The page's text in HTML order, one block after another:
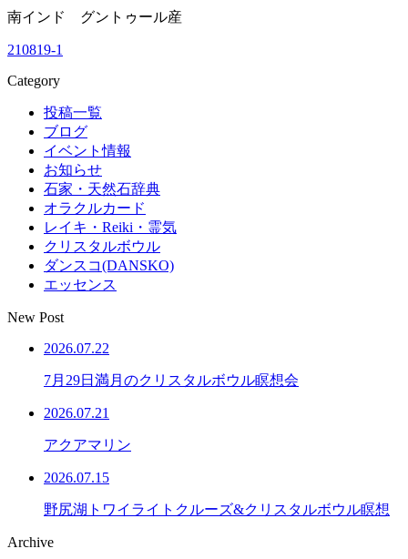
南インド グントゥール産
210819-1
Category
投稿一覧
ブログ
イベント情報
お知らせ
石家・天然石辞典
オラクルカード
レイキ・Reiki・霊気
クリスタルボウル
ダンスコ(DANSKO)
エッセンス
New Post
2026.07.22
7月29日満月のクリスタルボウル瞑想会
2026.07.21
アクアマリン
2026.07.15
野尻湖トワイライトクルーズ&クリスタルボウル瞑想
Archive